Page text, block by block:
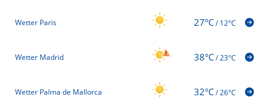
Wetter Paris 27°C/12°C
Wetter Madrid 38°C/23°C
Wetter Palma de Mallorca 32°C/26°C